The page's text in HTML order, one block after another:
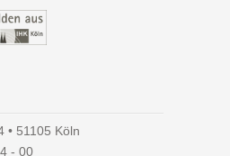
• 51105 Köln
- 00